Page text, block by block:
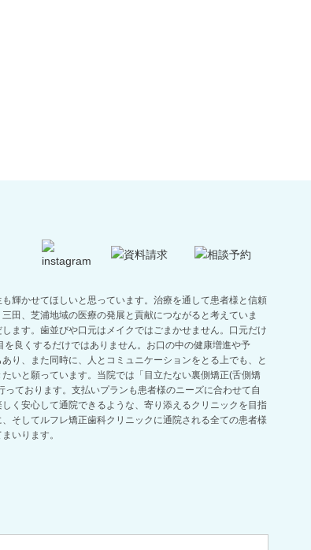
輝かせてほしいと思っています。治療を通して患者様と信頼
田、芝浦地域の医療の発展と貢献につながると考えていま
ます。歯並びや口元はメイクではごまかせません。口元だけ
良くするだけではありません。お口の中の健康増進や予
り、また同時に、人とコミュニケーションをとる上でも、と
いと願っています。当院では「目立たない裏側矯正(舌側矯
ております。支払いプランも患者様のニーズに合わせて自
く安心して通院できるような、寄り添えるクリニックを目指
そしてルフレ矯正歯科クリニックに通院される全ての患者様
いります。